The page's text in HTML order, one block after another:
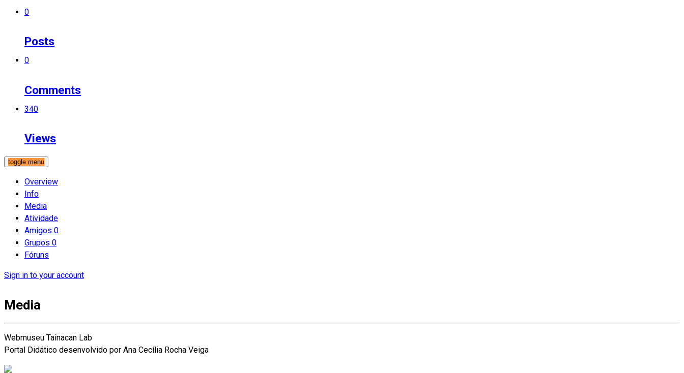
0
Posts
0
Comments
340
Views
toggle menu
Overview
Info
Media
Atividade
Amigos 0
Grupos 0
Fóruns
Sign in to your account
Media
Webmuseu Tainacan Lab
Portal Didático desenvolvido por Ana Cecília Rocha Veiga